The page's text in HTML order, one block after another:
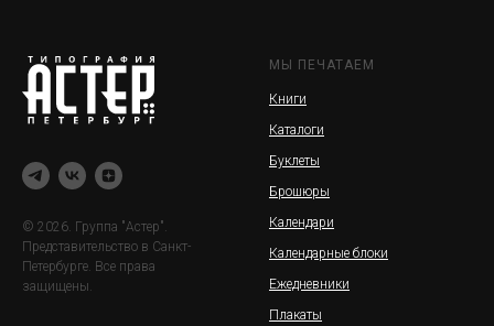
© 2026. Группа "Астер".
Представительство в Санкт-
Петербурге. Все права
защищены.
МЫ ПЕЧАТАЕМ
Книги
Каталоги
Буклеты
Брошюры
Календари
Календарные блоки
Ежедневники
Плакаты